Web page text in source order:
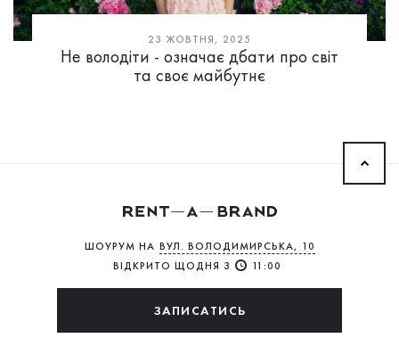
23 ЖОВТНЯ, 2025
Не володіти - означає дбати про світ
та своє майбутнє
ШОУРУМ НА ВУЛ. ВОЛОДИМИРСЬКА, 10
ВІДКРИТО ЩОДНЯ З
11:00
ЗАПИСАТИСЬ